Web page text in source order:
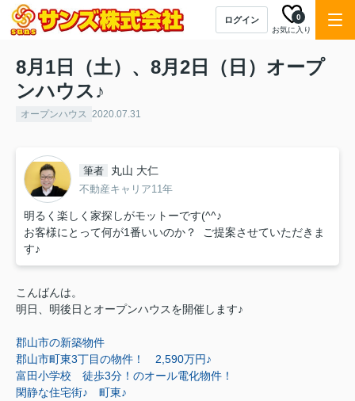
ログイン
お気に入り
0
8月1日（土）、8月2日（日）オープ
ンハウス♪
オープンハウス 2020.07.31
筆者 丸山 大仁
不動産キャリア11年
明るく楽しく家探しがモットーです(^^♪
お客様にとって何が1番いいのか？ ご提案させていただきま
す♪
こんばんは。
明日、明後日と オープンハウスを開催します♪
郡山市の新築物件
郡山市町東3丁目の物件！ 2,590万円♪
富田小学校 徒歩3分！のオール電化物件！
閑静な住宅街♪ 町東♪